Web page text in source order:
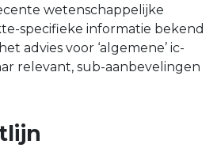
wetenschappelijke
specifieke informatie bekend
advies voor ‘algemene’ ic-
relevant, sub-aanbevelingen